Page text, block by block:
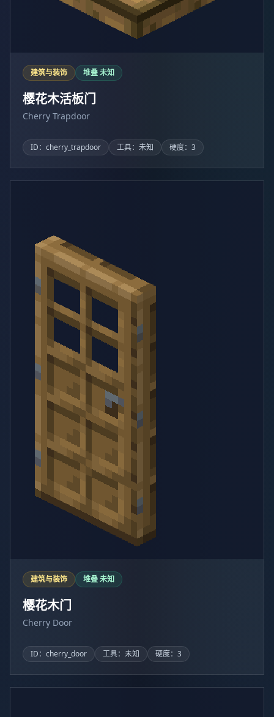
建筑与装饰 堆叠 未知
樱花木活板门
Cherry Trapdoor
ID：cherry_trapdoor 工具：未知 硬度：3
建筑与装饰 堆叠 未知
樱花木门
Cherry Door
ID：cherry_door 工具：未知 硬度：3